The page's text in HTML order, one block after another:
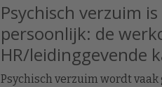
Psychisch verzuim
persoonlijk: de
HR/leidinggevende
Psychisch verzuim wordt